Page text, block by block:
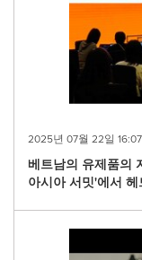
2025년 07월 22일
베트남의 유제품의
아시아 서밋'에서